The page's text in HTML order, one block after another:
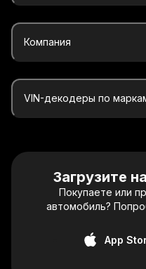
Компания
VIN-декодеры по
Загрузите
Покупаете или
автомобиль?
App